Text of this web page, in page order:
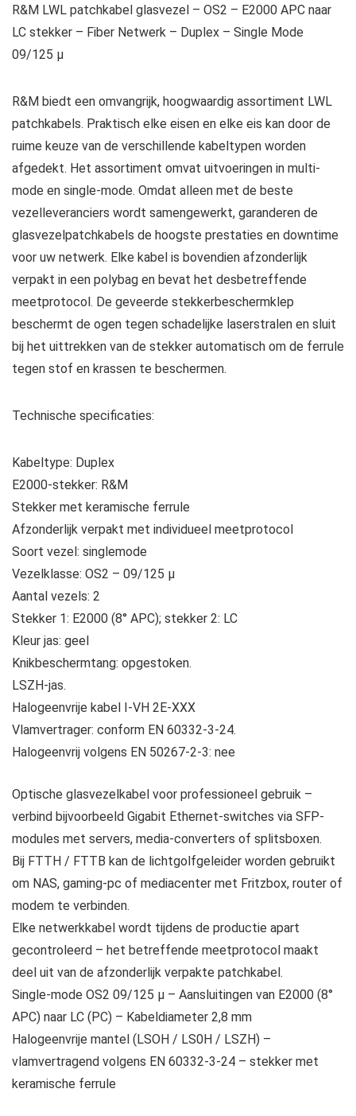
R&M LWL patchkabel glasvezel – OS2 – E2000 APC naar
LC stekker – Fiber Netwerk – Duplex – Single Mode
09/125 µ
R&M biedt een omvangrijk, hoogwaardig assortiment LWL
patchkabels. Praktisch elke eisen en elke eis kan door de
ruime keuze van de verschillende kabeltypen worden
afgedekt. Het assortiment omvat uitvoeringen in multi-
mode en single-mode. Omdat alleen met de beste
vezelleveranciers wordt samengewerkt, garanderen de
glasvezelpatchkabels de hoogste prestaties en downtime
voor uw netwerk. Elke kabel is bovendien afzonderlijk
verpakt in een polybag en bevat het desbetreffende
meetprotocol. De geveerde stekkerbeschermklep
beschermt de ogen tegen schadelijke laserstralen en sluit
bij het uittrekken van de stekker automatisch om de ferrule
tegen stof en krassen te beschermen.
Technische specificaties:
Kabeltype: Duplex
E2000-stekker: R&M
Stekker met keramische ferrule
Afzonderlijk verpakt met individueel meetprotocol
Soort vezel: singlemode
Vezelklasse: OS2 – 09/125 μ
Aantal vezels: 2
Stekker 1: E2000 (8° APC); stekker 2: LC
Kleur jas: geel
Knikbeschermtang: opgestoken.
LSZH-jas.
Halogeenvrije kabel I-VH 2E-XXX
Vlamvertrager: conform EN 60332-3-24.
Halogeenvrij volgens EN 50267-2-3: nee
Optische glasvezelkabel voor professioneel gebruik –
verbind bijvoorbeeld Gigabit Ethernet-switches via SFP-
modules met servers, media-converters of splitsboxen.
Bij FTTH / FTTB kan de lichtgolfgeleider worden gebruikt
om NAS, gaming-pc of mediacenter met Fritzbox, router of
modem te verbinden.
Elke netwerkkabel wordt tijdens de productie apart
gecontroleerd – het betreffende meetprotocol maakt
deel uit van de afzonderlijk verpakte patchkabel.
Single-mode OS2 09/125 µ – Aansluitingen van E2000 (8°
APC) naar LC (PC) – Kabeldiameter 2,8 mm
Halogeenvrije mantel (LSOH / LS0H / LSZH) –
vlamvertragend volgens EN 60332-3-24 – stekker met
keramische ferrule